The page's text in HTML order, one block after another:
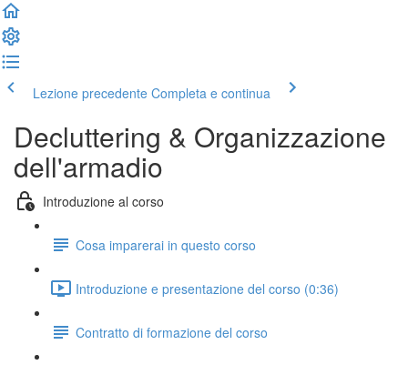
Lezione precedente Completa e continua
Decluttering & Organizzazione
dell'armadio
Introduzione al corso
Cosa imparerai in questo corso
Introduzione e presentazione del corso (0:36)
Contratto di formazione del corso